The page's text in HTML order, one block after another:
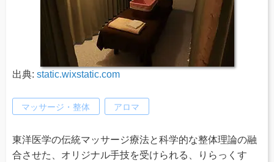
出典: static.wixstatic.com
マッサージ・整体 アロマ
東洋医学の伝統マッサージ療法と科学的な整体理論の融
合させた、オリジナル手技を受けられる、りらっくす